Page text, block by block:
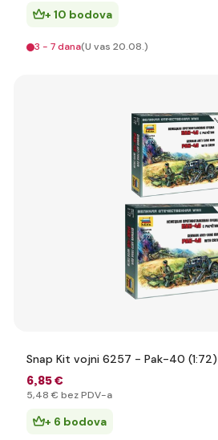
+ 10 bodova
3 - 7 dana(U vas 20.08.)
Snap Kit vojni 6257 - Pak-40 (1:72)
6,85 €
5,48 € bez PDV-a
+ 6 bodova